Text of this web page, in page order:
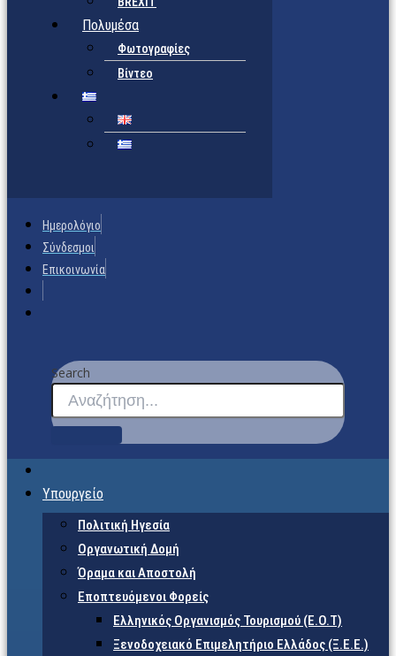
Πολυμέσα
Φωτογραφίες
Βίντεο
Ημερολόγιο
Σύνδεσμοι
Επικοινωνία
Search
Υπουργείο
Πολιτική Ηγεσία
Οργανωτική Δομή
Όραμα και Αποστολή
Εποπτευόμενοι Φορείς
Eλληνικός Οργανισμός Τουρισμού (Ε.Ο.Τ)
Ξενοδοχειακό Επιμελητήριο Ελλάδος (Ξ.Ε.Ε.)